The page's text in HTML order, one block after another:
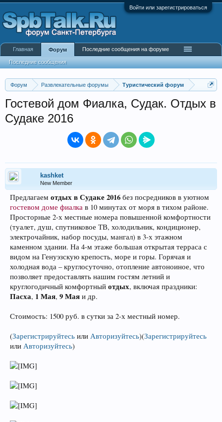
Войти или зарегистрироваться
Форум Развлекательные форумы Туристический форум
Гостевой дом Фиалка, Судак. Отдых в
Судаке 2016
kashket
New Member
Предлагаем отдых в Судаке 2016 без посредников в уютном
гостевом доме фиалка в 10 минутах от моря в тихом районе.
Просторные 2-х местные номера повышенной комфортности
(туалет, душ, спутниковое ТВ, холодильник, кондиционер,
электрочайник, набор посуды, мангал) в 3-х этажном
каменном здании. На 4-м этаже большая открытая терраса с
видом на Генуэзскую крепость, море и горы. Горячая и
холодная вода – круглосуточно, отопление автоноиное, что
позволяет предоставлять нашим гостям летний и
круглогодичный комфортный отдых, включая праздники:
Пасха, 1 Мая, 9 Мая и др.
Стоимость: 1500 руб. в сутки за 2-х местный номер.
(Зарегистрируйтесь или Авторизуйтесь)(Зарегистрируйтесь
или Авторизуйтесь)
Главная Форум
Последние сообщения
Последние сообщения на форуме